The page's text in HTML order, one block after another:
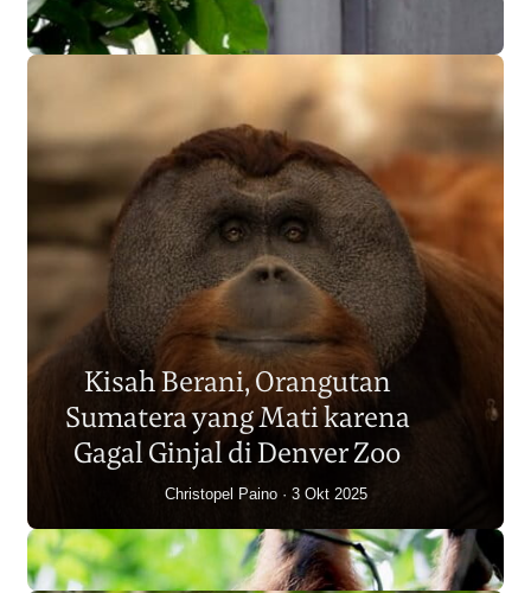
Populasi Orangutan
Sumatera Berkurang 2.700
Individu dalam Satu Dekade?
Junaidi Hanafiah 14 Jul 2026
Kisah Berani, Orangutan
Sumatera yang Mati karena
Gagal Ginjal di Denver Zoo
Christopel Paino 3 Okt 2025